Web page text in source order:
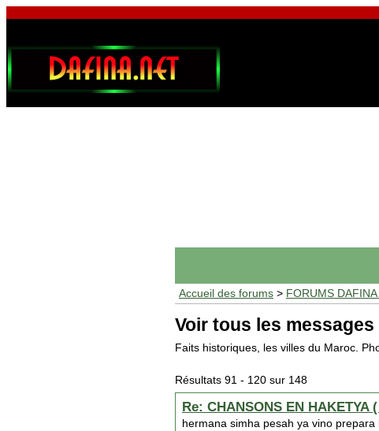
Accueil des forums > FORUMS
Voir tous les
Faits historiques, les villes du Maroc.
Résultats 91 - 120 sur 148
Re: CHANSONS EN HAKETYA
hermana simha pesah ya vino